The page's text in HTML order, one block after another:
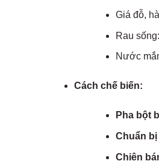
Giá đỗ,
Rau
Nước
Cách chế biến:
Pha bột
Chuẩn
Chiên